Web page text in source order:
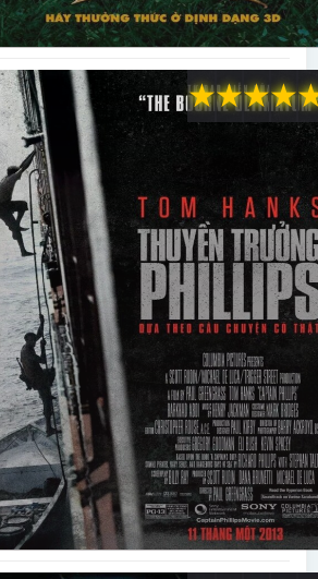
★
★
★
★